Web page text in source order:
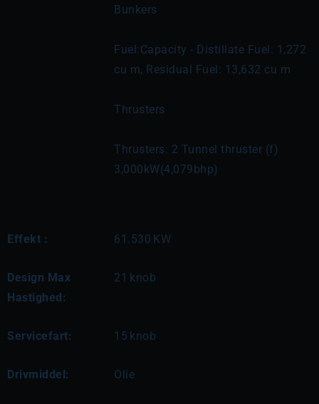
Bunkers
Fuel:Capacity - Distillate Fuel: 1,272
cu m, Residual Fuel: 13,632 cu m
Thrusters
Thrusters: 2 Tunnel thruster (f)
3,000kW(4,079bhp)
Effekt : 61.530 KW
Design Max
Hastighed:
21 knob
Servicefart: 15 knob
Drivmiddel: Olie